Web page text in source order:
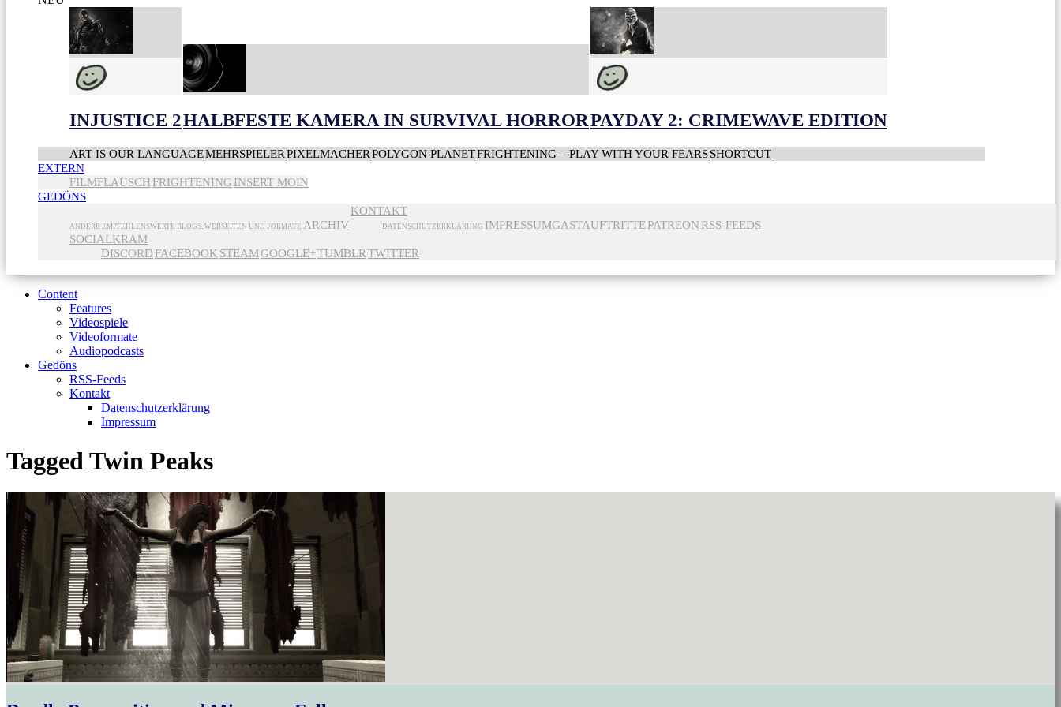
INJUSTICE 2HALBFESTE KAMERA IN SURVIVAL HORRORPAYDAY 2: CRIMEWAVE EDITION
ART IS OUR LANGUAGEMEHRSPIELERPIXELMACHERPOLYGON PLANETFRIGHTENING – PLAY WITH YOUR FEARSSHORTCUT
EXTERN
FILMFLAUSCH FRIGHTENING INSERT MOIN
GEDÖNS
ANDERE EMPFEHLENSWERTE BLOGS, WEBSEITEN UND FORMATE ARCHIV
KONTAKT
DATENSCHUTZERKLÄRUNG IMPRESSUMGASTAUFTRITTEPATREON RSS-FEEDS
SOCIALKRAM
DISCORD FACEBOOK STEAMGOOGLE+TUMBLRTWITTER
Content
Features
Videospiele
Videoformate
Audiopodcasts
Gedöns
RSS-Feeds
Kontakt
Datenschutzerklärung
Impressum
Tagged Twin Peaks